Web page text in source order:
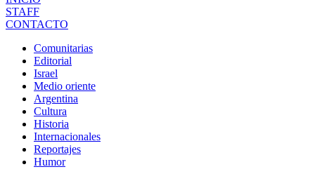
STAFF
CONTACTO
Comunitarias
Editorial
Israel
Medio oriente
Argentina
Cultura
Historia
Internacionales
Reportajes
Humor